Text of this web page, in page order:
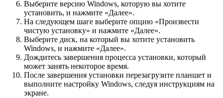
Выберите версию Windows, которую вы хотите
установить, и нажмите «Далее».
На следующем шаге выберите опцию «Произвести
чистую установку» и нажмите «Далее».
Выберите диск, на который вы хотите установить
Windows, и нажмите «Далее».
Дождитесь завершения процесса установки, который
может занять некоторое время.
После завершения установки перезагрузите планшет и
выполните настройку Windows, следуя инструкциям на
экране.